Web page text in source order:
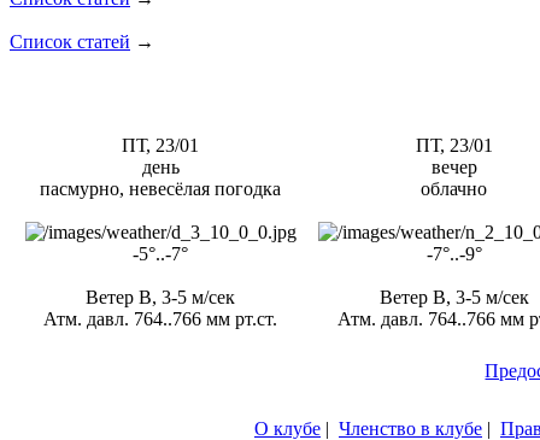
Список статей →
ПТ, 23/01
день
пасмурно, невесёлая погодка
-5°..-7°
Ветер В, 3-5 м/сек
Атм. давл. 764..766 мм рт.ст.
ПТ, 23/01
вечер
облачно
-7°..-9°
Ветер В, 3-5 м/сек
Атм. давл. 764..766 мм
О клубе | Членство в клубе |